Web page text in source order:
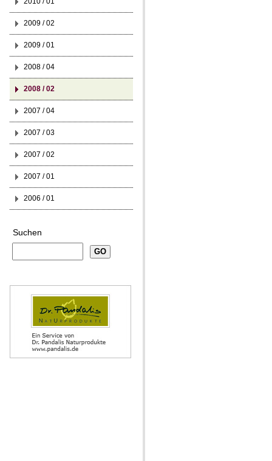
2009 / 02
2009 / 01
2008 / 04
2008 / 02
2007 / 04
2007 / 03
2007 / 02
2007 / 01
2006 / 01
Suchen